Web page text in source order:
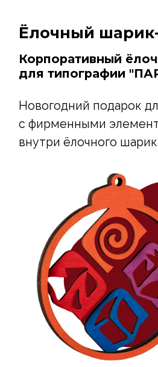
Ёлочный шарик-
Корпоративный ёлочный
для типографии "ПАРАДИГМА"
Новогодний подарок для
внутри ёлочного шарика.